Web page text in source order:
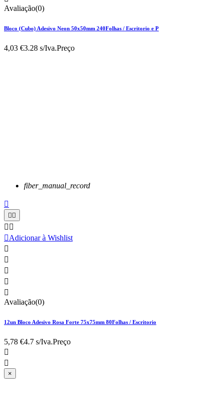
Avaliação(0)
Bloco (Cubo) Adesivo Neon 50x50mm 240Folhas / Escritorio e P
4,03 €3.28 s/Iva.Preço
fiber_manual_record


 
Adicionar à Wishlist





Avaliação(0)
12un Bloco Adesivo Rosa Forte 75x75mm 80Folhas / Escritorio
5,78 €4.7 s/Iva.Preço


×